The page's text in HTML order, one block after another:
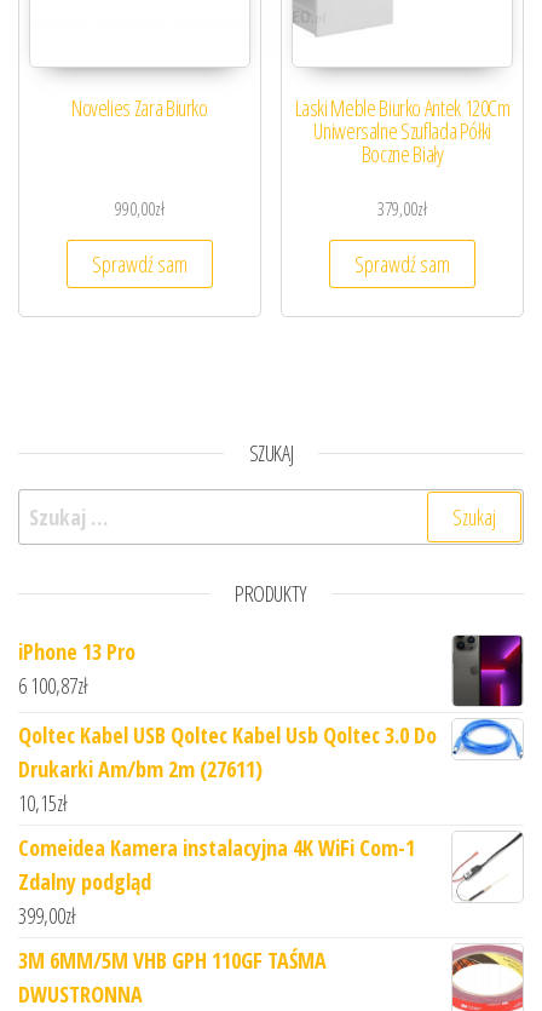
Novelies Zara Biurko
990,00zł
Sprawdź sam
Laski Meble Biurko Antek 120Cm
Uniwersalne Szuflada Półki
Boczne Biały
379,00zł
Sprawdź sam
SZUKAJ
Szukaj:
PRODUKTY
iPhone 13 Pro
6 100,87zł
Qoltec Kabel USB Qoltec Kabel Usb Qoltec 3.0 Do
Drukarki Am/bm 2m (27611)
10,15zł
Comeidea Kamera instalacyjna 4K WiFi Com-1
Zdalny podgląd
399,00zł
3M 6MM/5M VHB GPH 110GF TAŚMA
DWUSTRONNA